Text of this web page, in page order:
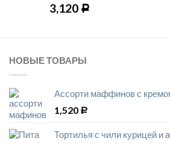
3,120 Р
НОВЫЕ ТОВАРЫ
Ассорти маффинов с
1,520 Р
Тортилья с чили курицей и